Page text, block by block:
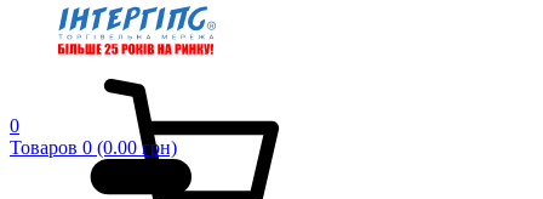
0
Товаров 0 (0.00 грн)